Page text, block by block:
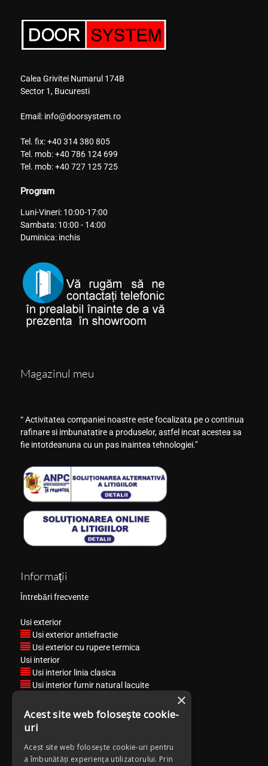
Calea Grivitei Numarul 174B
Sector 1, Bucuresti
Email: info@doorsystem.ro
Tel. fix:+40 314 380 805
Tel. mob:+40 786 124 699
Tel. mob:+40 727 125 725
Program
Luni-Vineri: 10:00-17:00
Sambata: 10:00 - 14:00
Duminica: inchis
Magazinul meu
“ Activitatea companiei noastre este focalizata pe o continua
rafinare si imbunatatire a produselor, astfel incat acestea sa
fie intotdeanuna cu un pas inaintea tehnologiei.”
Informații
Întrebări frecvente
Usi exterior
Usi exterior antiefractie
Usi exterior cu rupere termica
Usi interior
Usi interior linia clasica
Usi interior furnir natural lacuite
Usi interior CPL 3D Matrix Slim Line
Usi interior Filomuro
×
Acest site web folosește cookie-
uri
Acest site web folosește cookie-uri pentru
a îmbunătăți experiența utilizatorului. Prin